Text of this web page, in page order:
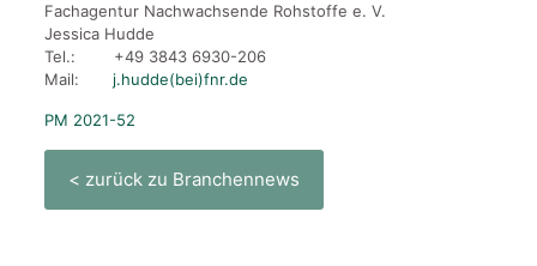
Fachagentur Nachwachsende Rohstoffe e. V.
Jessica Hudde
Tel.: +49 3843 6930-206
Mail: j.hudde(bei)fnr.de
PM 2021-52
< zurück zu Branchennews